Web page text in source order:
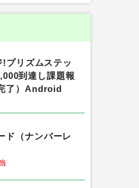
プリズムステッ
到達し課題報
了）Android
ド（ナンバーレ